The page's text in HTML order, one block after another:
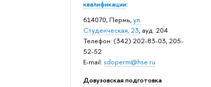
квалификации:
614070, Пермь,ул.
Студенческая, 23, ауд. 204
Телефон: (342) 202-83-03, 205-
52-52
E-mail: sdoperm@hse.ru
Довузовская подготовка